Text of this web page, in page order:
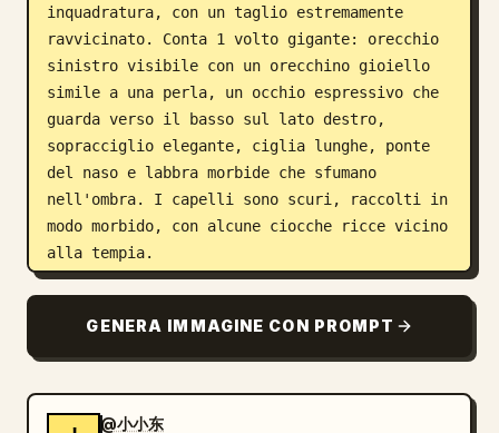
inquadratura, con un taglio estremamente
ravvicinato. Conta 1 volto gigante: orecchio
sinistro visibile con un orecchino gioiello
simile a una perla, un occhio espressivo che
guarda verso il basso sul lato destro,
sopracciglio elegante, ciglia lunghe, ponte
del naso e labbra morbide che sfumano
nell'ombra. I capelli sono scuri, raccolti in
modo morbido, con alcune ciocche ricce vicino
alla tempia.
soggetti/oggetti in primo piano: 1 proiettore
cinematografico vintage all'estrema sinistra
piccola lampada arancione; 1 uomo in
GENERA IMMAGINE CON PROMPT
@小小东